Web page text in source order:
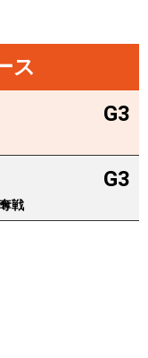
ス
G3
G3
戦